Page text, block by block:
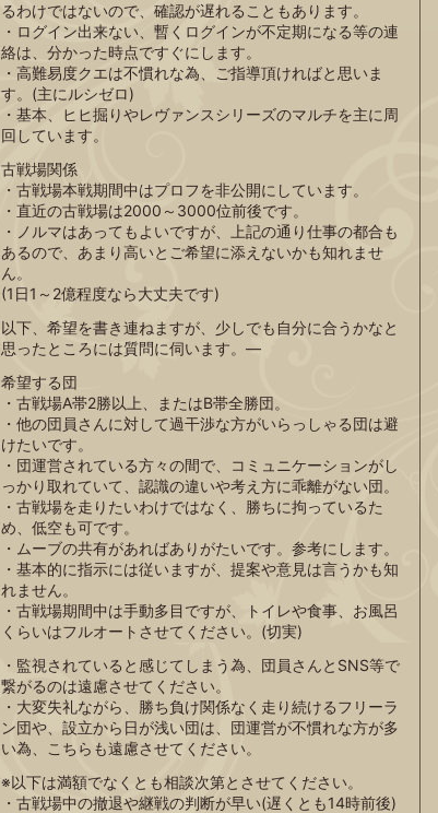
るわけではないので、確認が遅れることもあります。
・ログイン出来ない、暫くログインが不定期になる等の連
絡は、分かった時点ですぐにします。
・高難易度クエは不慣れな為、ご指導頂ければと思いま
す。(主にルシゼロ)
・基本、ヒヒ掘りやレヴァンスシリーズのマルチを主に周
回しています。
古戦場関係
・古戦場本戦期間中はプロフを非公開にしています。
・直近の古戦場は2000～3000位前後です。
・ノルマはあってもよいですが、上記の通り仕事の都合も
あるので、あまり高いとご希望に添えないかも知れませ
ん。
(1日1～2億程度なら大丈夫です)
以下、希望を書き連ねますが、少しでも自分に合うかなと
思ったところには質問に伺います。—
希望する団
・古戦場A帯2勝以上、またはB帯全勝団。
・他の団員さんに対して過干渉な方がいらっしゃる団は避
けたいです。
・団運営されている方々の間で、コミュニケーションがし
っかり取れていて、認識の違いや考え方に乖離がない団。
・古戦場を走りたいわけではなく、勝ちに拘っているた
め、低空も可です。
・ムーブの共有があればありがたいです。参考にします。
・基本的に指示には従いますが、提案や意見は言うかも知
れません。
・古戦場期間中は手動多目ですが、トイレや食事、お風呂
くらいはフルオートさせてください。(切実)
・監視されていると感じてしまう為、団員さんとSNS等で
繋がるのは遠慮させてください。
・大変失礼ながら、勝ち負け関係なく走り続けるフリーラ
ン団や、設立から日が浅い団は、団運営が不慣れな方が多
い為、こちらも遠慮させてください。
※以下は満額でなくとも相談次第とさせてください。
・古戦場中の撤退や継戦の判断が早い(遅くとも14時前後)